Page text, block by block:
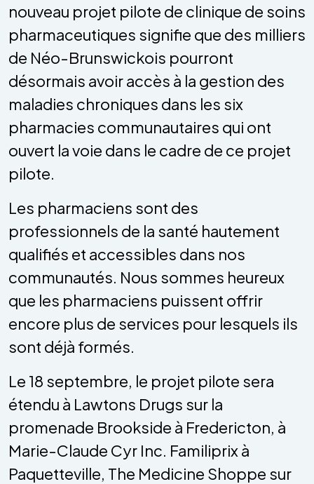
nouveau projet pilote de clinique de soins
pharmaceutiques signifie que des milliers
de Néo-Brunswickois pourront
désormais avoir accès à la gestion des
maladies chroniques dans les six
pharmacies communautaires qui ont
ouvert la voie dans le cadre de ce projet
pilote.
Les pharmaciens sont des
professionnels de la santé hautement
qualifiés et accessibles dans nos
communautés. Nous sommes heureux
que les pharmaciens puissent offrir
encore plus de services pour lesquels ils
sont déjà formés.
Le 18 septembre, le projet pilote sera
étendu à Lawtons Drugs sur la
promenade Brookside à Fredericton, à
Marie-Claude Cyr Inc. Familiprix à
Paquetteville, The Medicine Shoppe sur